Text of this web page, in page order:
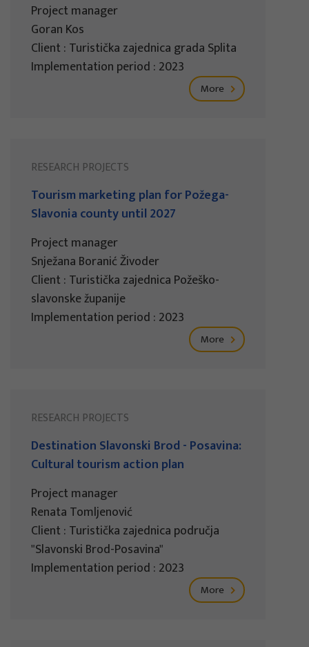
Project manager
Goran Kos
Client : Turistička zajednica grada Splita
Implementation period : 2023
More
RESEARCH PROJECTS
Tourism marketing plan for Požega-
Slavonia county until 2027
Project manager
Snježana Boranić Živoder
Client : Turistička zajednica Požeško-
slavonske županije
Implementation period : 2023
More
RESEARCH PROJECTS
Destination Slavonski Brod - Posavina:
Cultural tourism action plan
Project manager
Renata Tomljenović
Client : Turistička zajednica područja
"Slavonski Brod-Posavina"
Implementation period : 2023
More